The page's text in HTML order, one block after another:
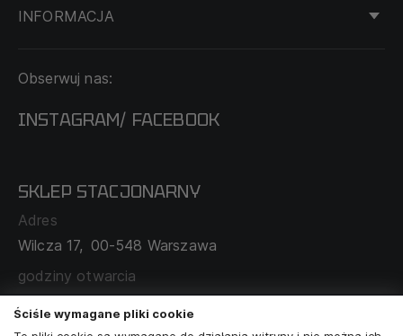
INFORMACJA
DOSTAWA I PŁATNOŚĆ
O NAS
MAPA SERWISU
ZAMÓWIENIA KORPORACYJNE
WSPÓŁPRACA Z PARTNERAMI
Obserwuj nas:
INSTAGRAM/ FACEBOOK
SKLEP STACJONARNY
Adres
Wilcza 17, 00-548 Warszawa
godziny otwarcia
poniedziałek - sobota: 11:00 - 19:00
Ściśle wymagane pliki cookie